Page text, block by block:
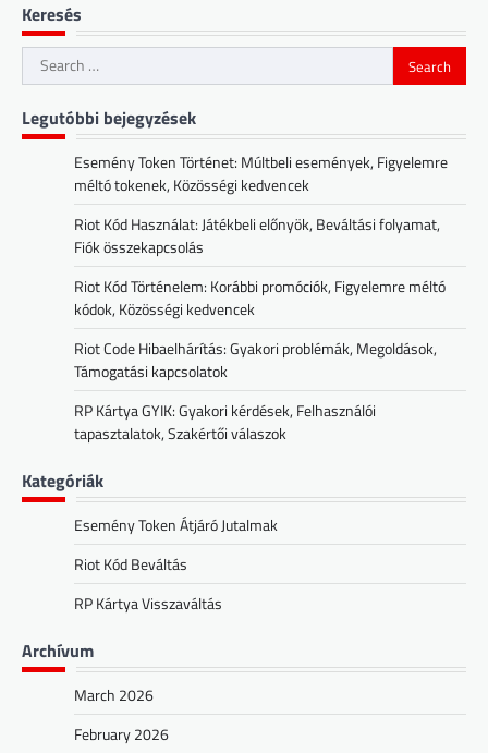
Keresés
Search
for:
Legutóbbi bejegyzések
Esemény Token Történet: Múltbeli események, Figyelemre
méltó tokenek, Közösségi kedvencek
Riot Kód Használat: Játékbeli előnyök, Beváltási folyamat,
Fiók összekapcsolás
Riot Kód Történelem: Korábbi promóciók, Figyelemre méltó
kódok, Közösségi kedvencek
Riot Code Hibaelhárítás: Gyakori problémák, Megoldások,
Támogatási kapcsolatok
RP Kártya GYIK: Gyakori kérdések, Felhasználói
tapasztalatok, Szakértői válaszok
Kategóriák
Esemény Token Átjáró Jutalmak
Riot Kód Beváltás
RP Kártya Visszaváltás
Archívum
March 2026
February 2026